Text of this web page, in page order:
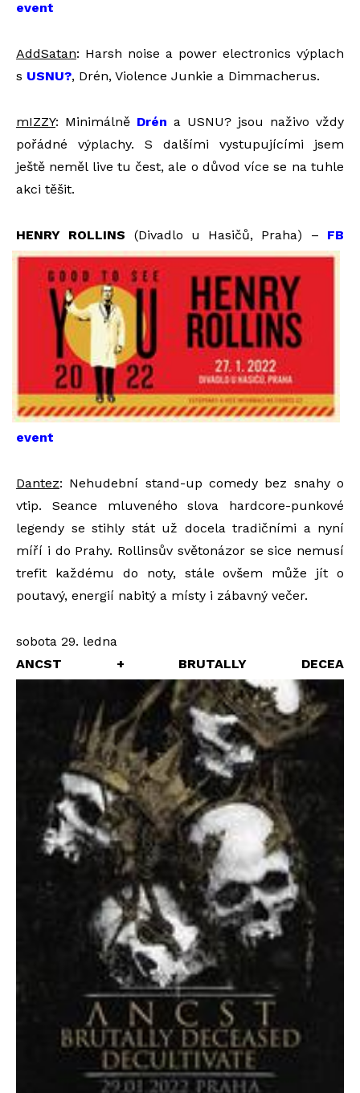
event
AddSatan: Harsh noise a power electronics výplach
s USNU?, Drén, Violence Junkie a Dimmacherus.
mIZZY: Minimálně Drén a USNU? jsou naživo vždy
pořádné výplachy. S dalšími vystupujícími jsem
ještě neměl live tu čest, ale o důvod více se na tuhle
akci těšit.
HENRY ROLLINS (Divadlo u Hasičů, Praha) – FB
event
Dantez: Nehudební stand-up comedy bez snahy o
vtip. Seance mluveného slova hardcore-punkové
legendy se stihly stát už docela tradičními a nyní
míří i do Prahy. Rollinsův světonázor se sice nemusí
trefit každému do noty, stále ovšem může jít o
poutavý, energií nabitý a místy i zábavný večer.
sobota 29. ledna
ANCST + BRUTALLY DECEA